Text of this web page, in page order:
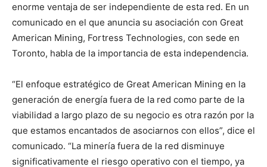
enorme ventaja de ser independiente de esta red. En un
comunicado en el que anuncia su asociación con Great
American Mining, Fortress Technologies, con sede en
Toronto, habla de la importancia de esta independencia.
“El enfoque estratégico de Great American Mining en la
generación de energía fuera de la red como parte de la
viabilidad a largo plazo de su negocio es otra razón por la
que estamos encantados de asociarnos con ellos”, dice el
comunicado. “La minería fuera de la red disminuye
significativamente el riesgo operativo con el tiempo, ya